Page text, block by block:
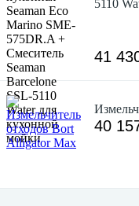
5110
41
40